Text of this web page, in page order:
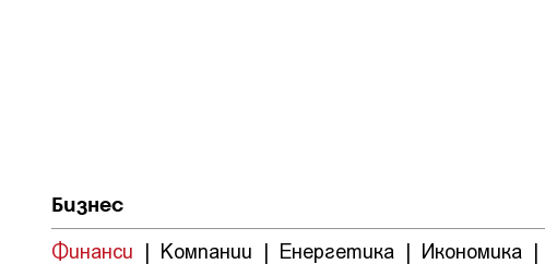
Бизнес
Финанси | Компании | Енергетика | Икономика |